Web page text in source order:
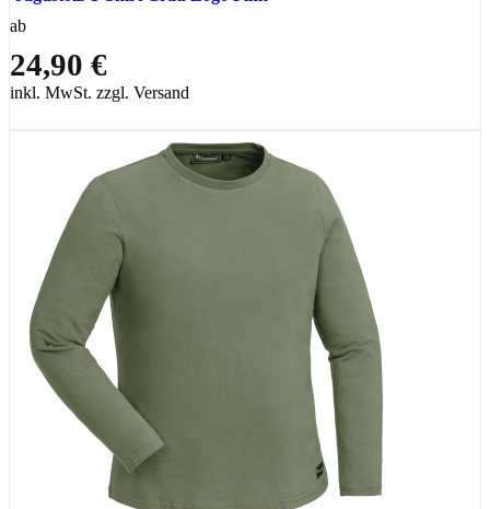
ab
24,90 €
inkl. MwSt. zzgl. Versand